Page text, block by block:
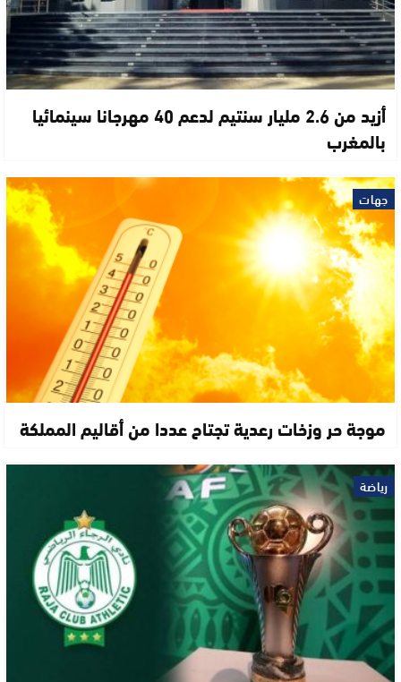
أزيد من 2.6 مليار سنتيم لدعم 40 مهرجانا سينمائيا
بالمغرب
جهات
موجة حر وزخات رعدية تجتاح عددا من أقاليم المملكة
رياضة